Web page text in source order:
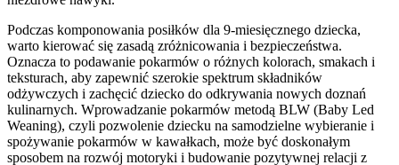
Podczas komponowania posiłków dla 9-miesięcznego dziecka,
warto kierować się zasadą zróżnicowania i bezpieczeństwa.
Oznacza to podawanie pokarmów o różnych kolorach, smakach i
teksturach, aby zapewnić szerokie spektrum składników
odżywczych i zachęcić dziecko do odkrywania nowych doznań
kulinarnych. Wprowadzanie pokarmów metodą BLW (Baby Led
Weaning), czyli pozwolenie dziecku na samodzielne wybieranie i
spożywanie pokarmów w kawałkach, może być doskonałym
sposobem na rozwój motoryki i budowanie pozytywnej relacji z